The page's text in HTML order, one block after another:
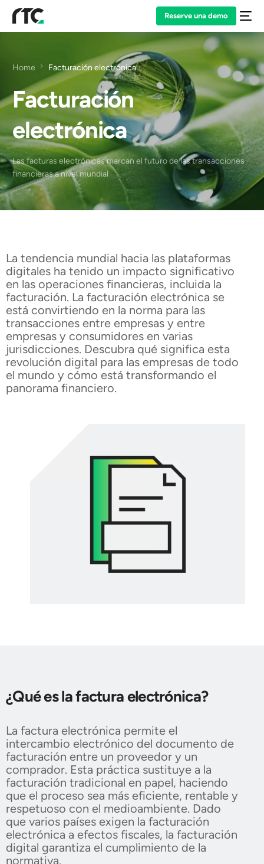
Reserve una demo
Home Facturación electrónica
Facturación
electrónica
Las facturas electrónicas marcan el futuro de las transacciones
financieras a nivel mundial
La tendencia mundial hacia las plataformas
digitales ha tenido un impacto significativo
en las operaciones financieras, incluida la
facturación. La facturación electrónica se
está convirtiendo en la norma para las
transacciones entre empresas y entre
empresas y consumidores en varias
jurisdicciones. Descubra qué significa esta
revolución digital para las empresas de todo
el mundo y cómo está transformando el
panorama financiero.
¿Qué es la factura electrónica?
La factura electrónica permite el
intercambio electrónico del documento de
facturación entre un proveedor y un
comprador. Esta práctica sustituye a la
facturación tradicional en papel, haciendo
que el proceso sea más eficiente, rentable y
respetuoso con el medioambiente. Dado
que varios países exigen la facturación
electrónica a efectos fiscales, la facturación
digital garantiza el cumplimiento de la
normativa.